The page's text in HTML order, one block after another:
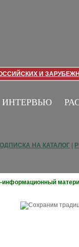
И
ИНТЕРВЬЮ
НА КАТАЛОГ
информационный